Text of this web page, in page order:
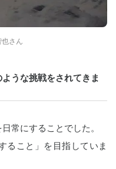
さん
うな挑戦をされてきま
常にすることでした。
ること」を目指していま